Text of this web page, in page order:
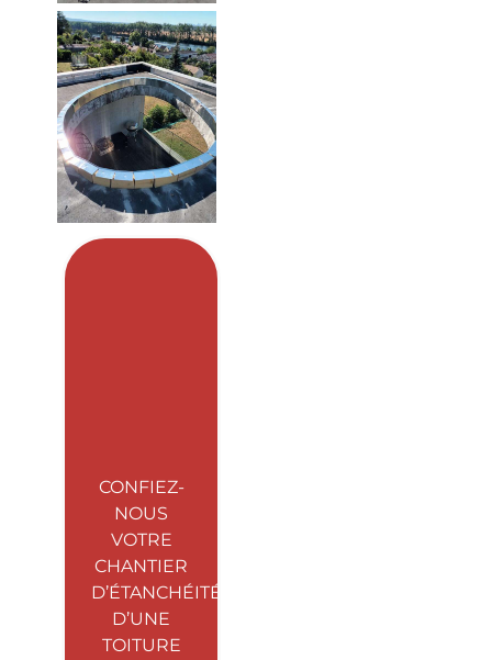
CONFIEZ-
NOUS
VOTRE
CHANTIER
D’ÉTANCHÉITÉ
D’UNE
TOITURE